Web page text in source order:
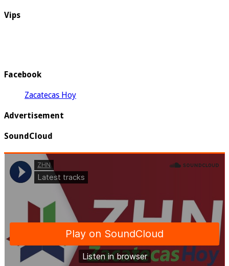
Vips
Facebook
Zacatecas Hoy
Advertisement
SoundCloud